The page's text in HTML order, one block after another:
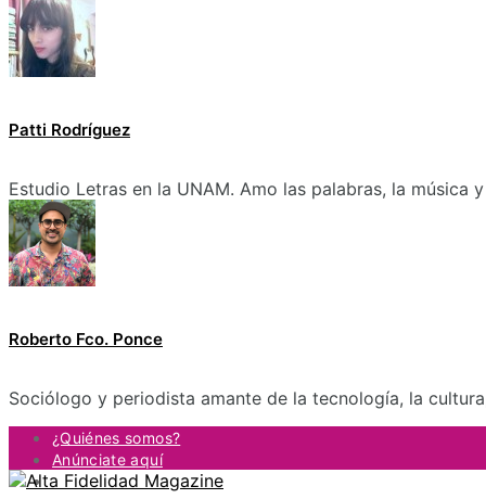
Patti Rodríguez
Estudio Letras en la UNAM. Amo las palabras, la música
Roberto Fco. Ponce
Sociólogo y periodista amante de la tecnología, la
¿Quiénes somos?
Anúnciate aquí
Contacto